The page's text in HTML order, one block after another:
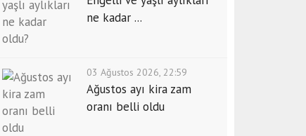
ne kadar ...
03 Ağustos 2026, 22:59
Ağustos ayı kira zam
oranı belli oldu